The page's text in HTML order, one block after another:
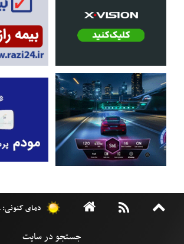
دمای کنونی: 34 °